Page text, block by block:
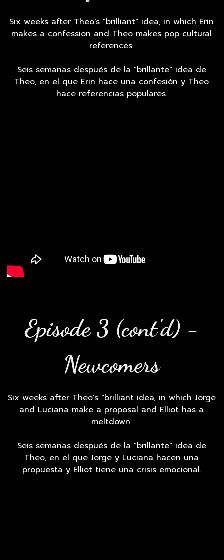
Six weeks after Theo's "brilliant" idea, in which Erin
makes a confession and Theo makes pop cultural
references.
Seis semanas después de la "brillante" idea de
Theo, en el que Erin hace una confesión y Theo
hace referencias populares.
Episode 3 (cont'd) -
Newcomers
Six weeks after Theo's "brilliant idea, in which Jorge
and Luciana make a proposal and Elliot has a
meltdown.
Seis semanas después de la "brillante" idea de
Theo, en el que Jorge y Luciana hacen una
propuesta y Elliot tiene una crisis emocional.